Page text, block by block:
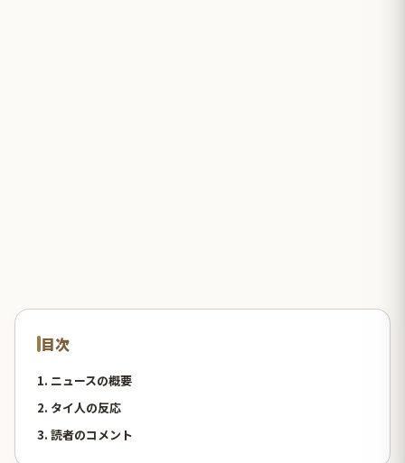
目次
1. ニュースの概要
2. タイ人の反応
3. 読者のコメント